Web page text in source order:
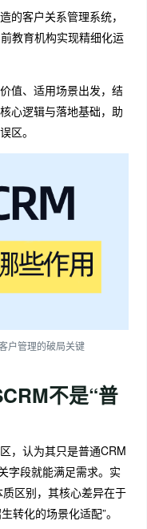
的客户关系管理系统，
教育机构实现精细化运
值、适用场景出发，结
心逻辑与落地基础，助
区。
户管理的破局关键
不是“普
，认为其只是普通CRM
字段就能满足需求。实
区别，其核心差异在于
转化的场景化适配”。